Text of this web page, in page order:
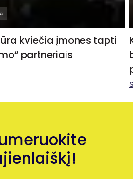
kviečia įmones tapti
partneriais